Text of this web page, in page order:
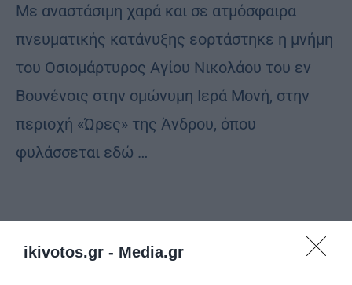
ikivotos.gr - Media.gr
Με αναστάσιμη χαρά και σε ατμόσφαιρα
πνευματικής κατάνυξης εορτάστηκε η μνήμη
του Οσιομάρτυρος Αγίου Νικολάου του εν
Βουνένοις στην ομώνυμη Ιερά Μονή, στην
περιοχή «Ώρες» της Άνδρου, όπου
φυλάσσεται εδώ …